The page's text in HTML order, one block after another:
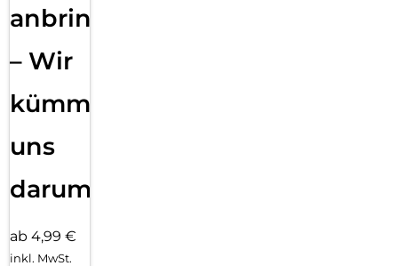
anbringen
– Wir
kümmern
uns
darum!
ab 4,99 €
inkl. MwSt.